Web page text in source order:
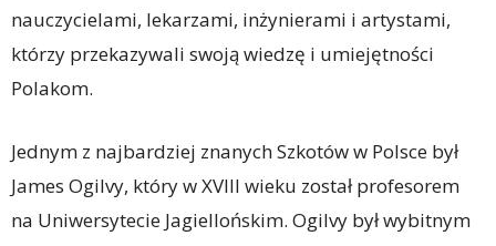
nauczycielami, lekarzami, inżynierami i artystami,
którzy przekazywali swoją wiedzę i umiejętności
Polakom.
Jednym z najbardziej znanych Szkotów w Polsce był
James Ogilvy, który w XVIII wieku został profesorem
na Uniwersytecie Jagiellońskim. Ogilvy był wybitnym